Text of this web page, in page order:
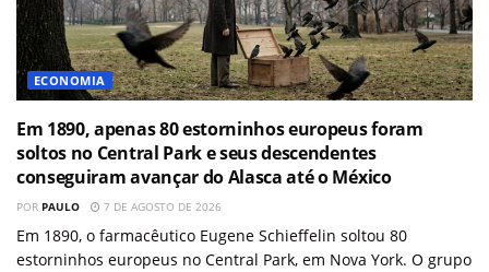
ECONOMIA
Em 1890, apenas 80 estorninhos europeus foram
soltos no Central Park e seus descendentes
conseguiram avançar do Alasca até o México
POR PAULO 7 DE AGOSTO DE 2026
Em 1890, o farmacêutico Eugene Schieffelin soltou 80
estorninhos europeus no Central Park, em Nova York. O grupo